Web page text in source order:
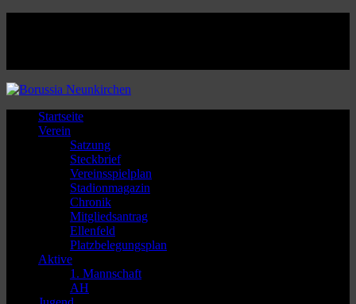
Startseite
Verein
Satzung
Steckbrief
Vereinsspielplan
Stadionmagazin
Chronik
Mitgliedsantrag
Ellenfeld
Platzbelegungsplan
Aktive
1. Mannschaft
AH